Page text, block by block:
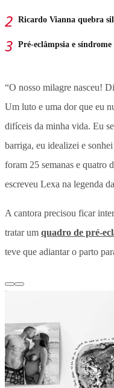
Ricardo Vianna quebra
Pré-eclâmpsia e
“O nosso milagre nasceu!
Um luto e uma dor que eu
difíceis da minha vida. Eu
barriga, eu idealizei e
foram 25 semanas e quatro
escreveu Lexa na legenda
A cantora precisou ficar
tratar um quadro de pré-
teve que adiantar o parto